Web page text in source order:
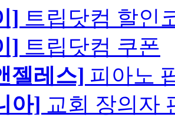
] 트립닷컴 할인
] 트립닷컴 쿠폰
젤레스] 피아노
아] 교회 장의자